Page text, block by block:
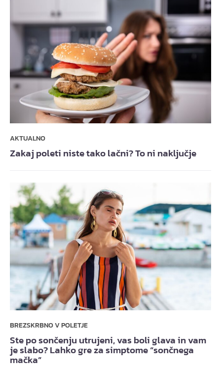
AKTUALNO
Zakaj poleti niste tako lačni? To ni naključje
BREZSKRBNO V POLETJE
Ste po sončenju utrujeni, vas boli glava in vam
je slabo? Lahko gre za simptome “sončnega
mačka”